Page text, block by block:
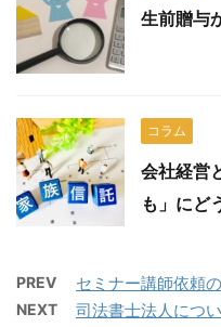
生前贈与
コラム
会社経営
も」にど
PREV セミナー講師依頼
NEXT 司法書士法人につ